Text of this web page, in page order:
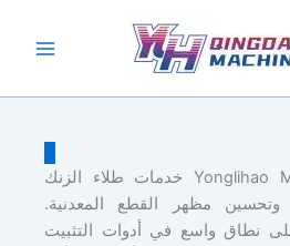
تقدم شركة Yonglihao Machinery خدمات طلاء الزنك
مظهر القطع المعدنية.
نطاق واسع في أدوات التثبيت